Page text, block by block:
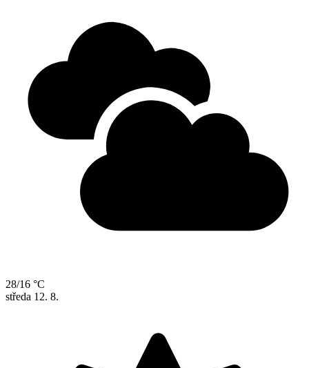
28/16 °C
středa 12. 8.